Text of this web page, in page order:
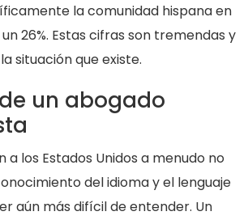
la comunidad hispana en
26%. Estas cifras son tremendas y
situación que existe.
un abogado
a los Estados Unidos a menudo no
del idioma y el lenguaje
aún más difícil de entender. Un